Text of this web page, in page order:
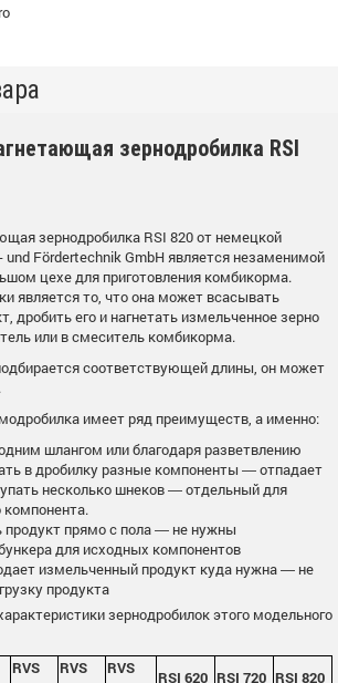
зернодробилка RSI
зернодробилка RSI 820 от немецкой
und Fördertechnik GmbH является незаменимой
цехе для приготовления комбикорма.
является то, что она может всасывать
дробить его и нагнетать измельченное зерно
или в смеситель комбикорма.
соответствующей длины, он может
имеет ряд преимуществ, а именно:
шлангом или благодаря разветвлению
в дробилку разные компоненты ― отпадает
несколько шнеков ― отдельный для
компонента.
прямо с пола ― не нужны
для исходных компонентов
измельченный продукт куда нужна ― не
продукта
зернодробилок этого модельного
RVS
RVS
RVS
RSI 620 RSI 720 RSI 820